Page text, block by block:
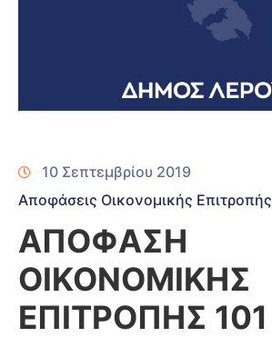
10 Σεπτεμβρίου 2019
Αποφάσεις Οικονομικής Επιτροπής
ΑΠΟΦΑΣΗ
ΟΙΚΟΝΟΜΙΚΗΣ
ΕΠΙΤΡΟΠΗΣ 101